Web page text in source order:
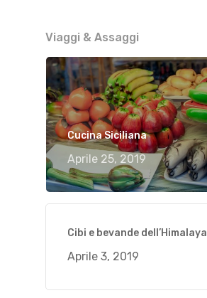
Viaggi & Assaggi
Cucina Siciliana
Aprile 25, 2019
Cibi e bevande dell’Himalaya
Aprile 3, 2019